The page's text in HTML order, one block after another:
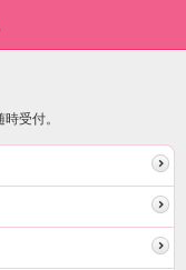
受付。